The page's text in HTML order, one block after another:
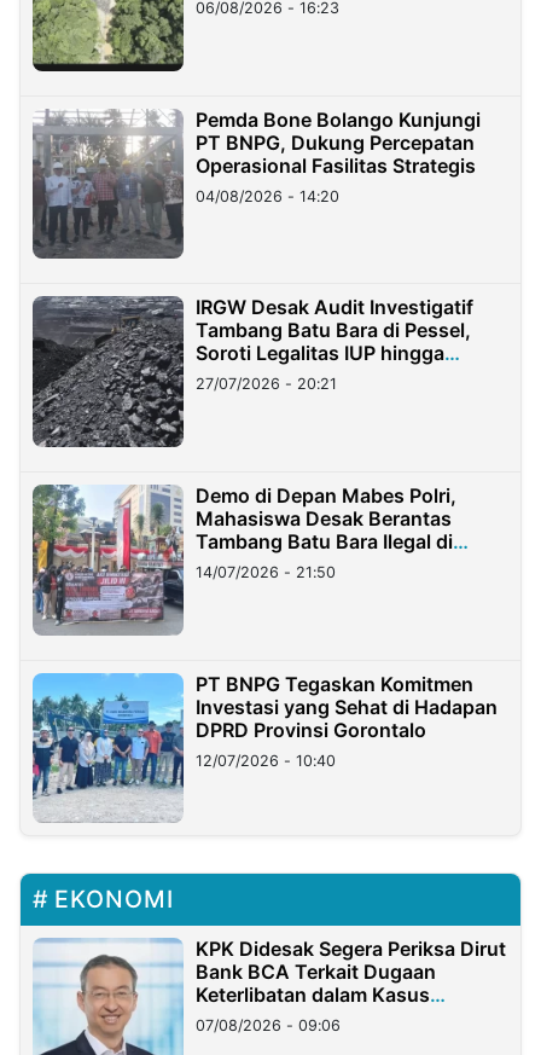
06/08/2026 - 16:23
Pemda Bone Bolango Kunjungi
PT BNPG, Dukung Percepatan
Operasional Fasilitas Strategis
04/08/2026 - 14:20
IRGW Desak Audit Investigatif
Tambang Batu Bara di Pessel,
Soroti Legalitas IUP hingga
Stockpile
27/07/2026 - 20:21
Demo di Depan Mabes Polri,
Mahasiswa Desak Berantas
Tambang Batu Bara Ilegal di
Lampung
14/07/2026 - 21:50
PT BNPG Tegaskan Komitmen
Investasi yang Sehat di Hadapan
DPRD Provinsi Gorontalo
12/07/2026 - 10:40
EKONOMI
KPK Didesak Segera Periksa Dirut
Bank BCA Terkait Dugaan
Keterlibatan dalam Kasus
Hilangnya Dana Nasabah Rp2,58
Miliar
07/08/2026 - 09:06